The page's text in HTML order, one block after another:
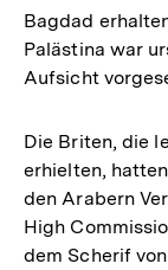
Bagdad
Palästina war
Aufsicht
Die Briten, die
erhielten,
den Arabern
High
dem Scherif